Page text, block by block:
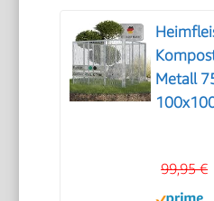
Metall
99,95 €